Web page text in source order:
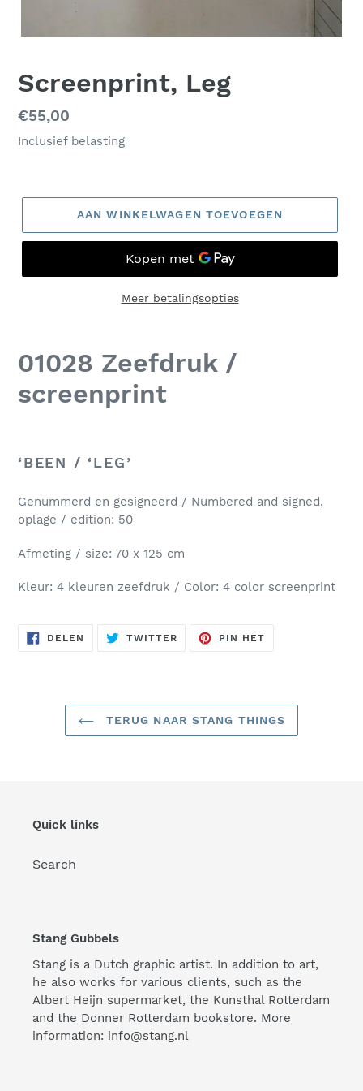
Screenprint, Leg
Normale
prijs
€55,00
Inclusief belasting
AAN WINKELWAGEN TOEVOEGEN
Meer betalingsopties
01028 Zeefdruk /
screenprint
‘BEEN / ‘LEG’
Genummerd en gesigneerd / Numbered and signed,
oplage / edition: 50
Afmeting / size: 70 x 125 cm
Kleur: 4 kleuren zeefdruk / Color: 4 color screenprint
DELEN DELEN
TWITTERTWITTERENPIN HET
TERUG NAAR STANG THINGS
Quick links
Search
Stang Gubbels
Stang is a Dutch graphic artist. In addition to art,
he also works for various clients, such as the
Albert Heijn supermarket, the Kunsthal Rotterdam
and the Donner Rotterdam bookstore. More
information: info@stang.nl